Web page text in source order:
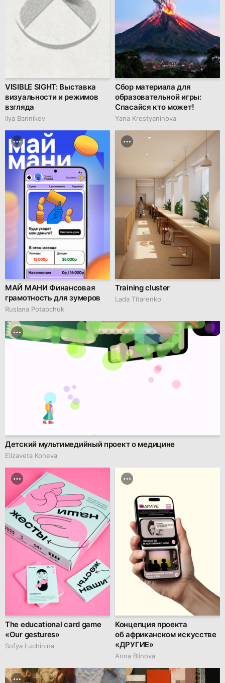
VISIBLE SIGHT: Выставка
визуальности и режимов
взгляда
Ilya Bannikov
Сбор материала для
образовательной игры:
Спасайся кто может!
Yana Krestyaninova
МАЙ МАНИ Финансовая
грамотность для зумеров
Ruslana Potapchuk
Детский мультимедийный проект о медицине
Elizaveta Koneva
Training cluster
Lada Titarenko
The educational card game
«Our gestures»
Sofya Luchinina
Концепция проекта
об африканском искусстве
«ДРУГИЕ»
Anna Blinova